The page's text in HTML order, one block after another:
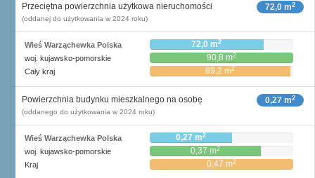
72,0 m2
Przeciętna powierzchnia użytkowa nieruchomości
(oddanej do użytkowania w 2024 roku)
Wieś Warząchewka Polska 72,0 m2
woj. kujawsko-pomorskie 90,8 m2
Cały kraj 89,2 m2
0,27 m2
Powierzchnia budynku mieszkalnego na osobę
(oddanego do użytkowania w 2024 roku)
Wieś Warząchewka Polska 0,27 m2
woj. kujawsko-pomorskie 0,37 m2
Kraj 0,47 m2